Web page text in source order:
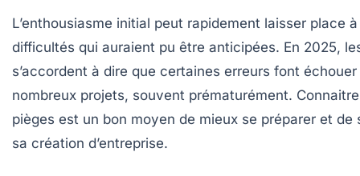
L’enthousiasme initial peut rapidement laisser place
difficultés qui auraient pu être anticipées. En 2025,
s’accordent à dire que certaines erreurs font échouer
nombreux projets, souvent prématurément.
pièges est un bon moyen de mieux se préparer et de
sa création d’entreprise.